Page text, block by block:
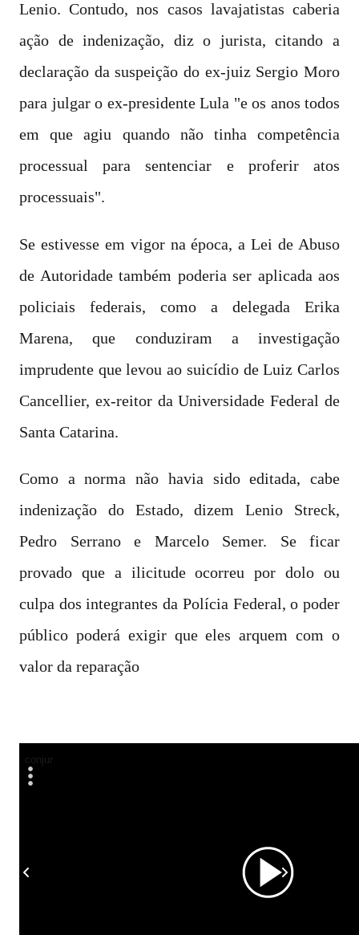
Lenio. Contudo, nos casos lavajatistas caberia
ação de indenização, diz o jurista, citando a
declaração da suspeição do ex-juiz Sergio Moro
para julgar o ex-presidente Lula "e os anos todos
em que agiu quando não tinha competência
processual para sentenciar e proferir atos
processuais".
Se estivesse em vigor na época, a Lei de Abuso
de Autoridade também poderia ser aplicada aos
policiais federais, como a delegada Erika
Marena, que conduziram a investigação
imprudente que levou ao suicídio de Luiz Carlos
Cancellier, ex-reitor da Universidade Federal de
Santa Catarina.
Como a norma não havia sido editada, cabe
indenização do Estado, dizem Lenio Streck,
Pedro Serrano e Marcelo Semer. Se ficar
provado que a ilicitude ocorreu por dolo ou
culpa dos integrantes da Polícia Federal, o poder
público poderá exigir que eles arquem com o
valor da reparação
conjur